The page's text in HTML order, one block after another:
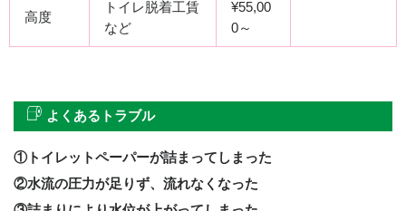
高度
トイレ脱着工賃
など
¥55,00
0～
よくあるトラブル
①トイレットペーパーが詰まってしまった
②水流の圧力が足りず、流れなくなった